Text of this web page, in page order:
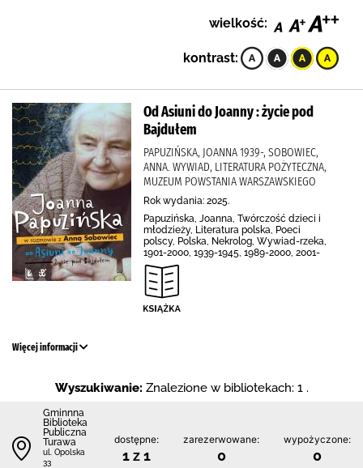
wielkość:
kontrast:
Od Asiuni do Joanny : życie pod
Bajdułem
PAPUZIŃSKA, JOANNA 1939-, SOBOWIEC,
ANNA. WYWIAD, LITERATURA POŻYTECZNA,
MUZEUM POWSTANIA WARSZAWSKIEGO
Rok wydania: 2025.
Papuzińska, Joanna, Twórczość dzieci i
młodzieży, Literatura polska, Poeci
polscy, Polska, Nekrolog, Wywiad-rzeka,
1901-2000, 1939-1945, 1989-2000, 2001-
Więcej informacji
Wyszukiwanie: Znalezione w bibliotekach: 1 .
Gminnna
Biblioteka
Publiczna
Turawa
ul. Opolska
33
dostępne:
1 z 1
zarezerwowane:
0
wypożyczone:
0